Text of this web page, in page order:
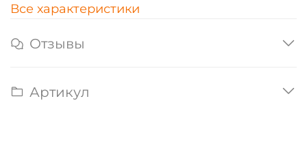
Все характеристики
Отзывы
Артикул